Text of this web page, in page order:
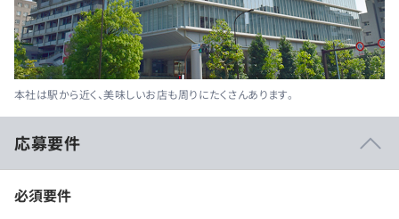
本社は駅から近く、美味しいお店も周りにたくさんあります。
応募要件
必須要件